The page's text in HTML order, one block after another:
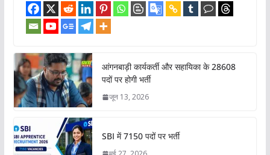
आंगनबाड़ी कार्यकर्ती और सहायिका के 28608
पदों पर होगी भर्ती
जून 13, 2026
SBI में 7150 पदों पर भर्ती